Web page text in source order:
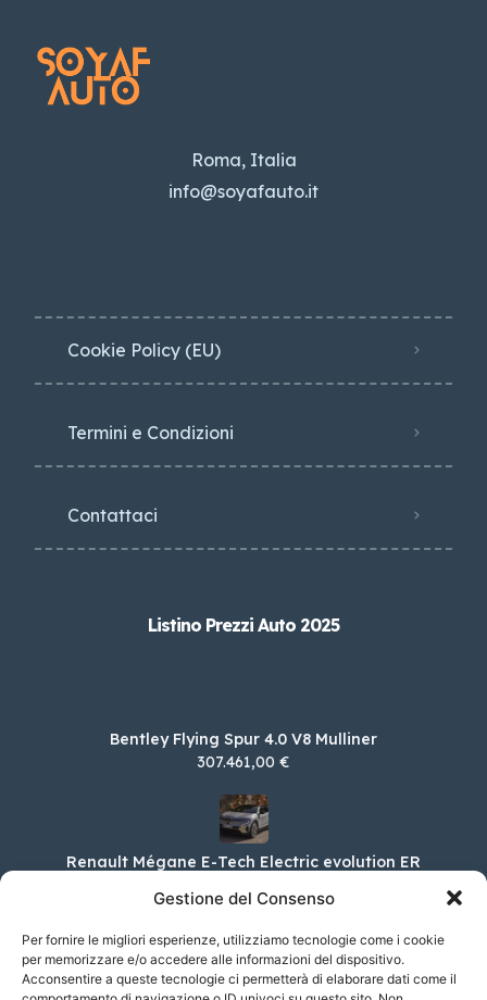
Gestione del Consenso
Per fornire le migliori esperienze, utilizziamo tecnologie come i cookie
per memorizzare e/o accedere alle informazioni del dispositivo.
Acconsentire a queste tecnologie ci permetterà di elaborare dati come il
Roma, Italia
info@soyafauto.it
Cookie Policy (EU)
Termini e Condizioni
Contattaci
Listino Prezzi Auto 2025
Bentley Flying Spur 4.0 V8 Mulliner
307.461,00 €
Renault Mégane E-Tech Electric evolution ER
130cv comfort range AC22
39.550,00 €